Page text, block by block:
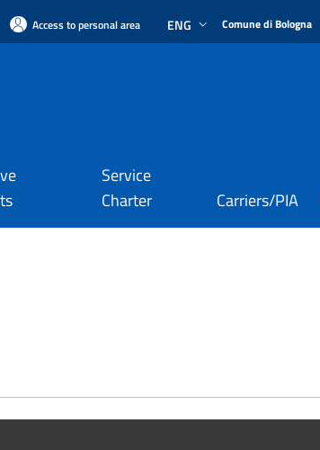
Access to personal area ENG Comune di Bologna
Service
Charter
Carriers/PIA